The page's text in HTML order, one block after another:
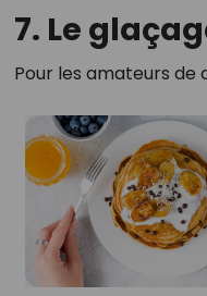
7. Le
Pour les amateurs de